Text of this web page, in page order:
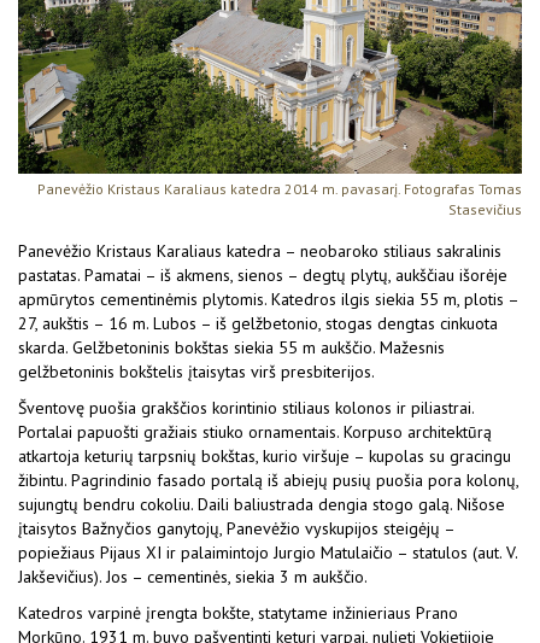
Panevėžio Kristaus Karaliaus katedra 2014 m. pavasarį. Fotografas Tomas
Stasevičius
Panevėžio Kristaus Karaliaus katedra – neobaroko stiliaus sakralinis
pastatas. Pamatai – iš akmens, sienos – degtų plytų, aukščiau išorėje
apmūrytos cementinėmis plytomis. Katedros ilgis siekia 55 m, plotis –
27, aukštis – 16 m. Lubos – iš gelžbetonio, stogas dengtas cinkuota
skarda. Gelžbetoninis bokštas siekia 55 m aukščio. Mažesnis
gelžbetoninis bokštelis įtaisytas virš presbiterijos.
Šventovę puošia grakščios korintinio stiliaus kolonos ir piliastrai.
Portalai papuošti gražiais stiuko ornamentais. Korpuso architektūrą
atkartoja keturių tarpsnių bokštas, kurio viršuje – kupolas su gracingu
žibintu. Pagrindinio fasado portalą iš abiejų pusių puošia pora kolonų,
sujungtų bendru cokoliu. Daili baliustrada dengia stogo galą. Nišose
įtaisytos Bažnyčios ganytojų, Panevėžio vyskupijos steigėjų –
popiežiaus Pijaus XI ir palaimintojo Jurgio Matulaičio – statulos (aut. V.
Jakševičius). Jos – cementinės, siekia 3 m aukščio.
Katedros varpinė įrengta bokšte, statytame inžinieriaus Prano
Morkūno. 1931 m. buvo pašventinti keturi varpai, nulieti Vokietijoje